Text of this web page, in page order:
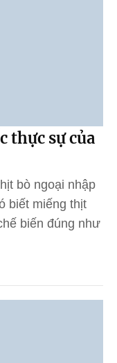
thực sự của
bò ngoại nhập
biết miếng thịt
biến đúng như